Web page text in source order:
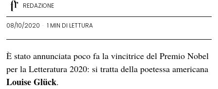
REDAZIONE
08/10/2020 1 MIN DI LETTURA
È stato annunciata poco fa la vincitrice del Premio Nobel
per la Letteratura 2020: si tratta della poetessa americana
Louise Glück.